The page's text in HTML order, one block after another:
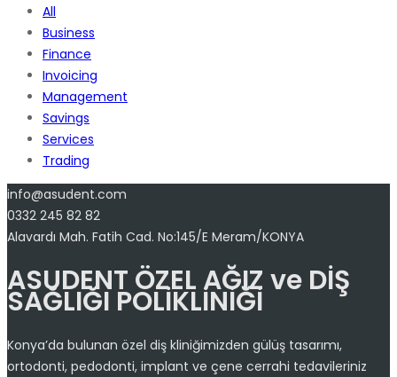
All
Business
Finance
Invoicing
Management
Savings
Services
Trading
info@asudent.com
0332 245 82 82
Alavardı Mah. Fatih Cad. No:145/E Meram/KONYA
ASUDENT ÖZEL AĞIZ ve DİŞ
SAĞLIĞI POLİKLİNİĞİ
Konya’da bulunan özel diş kliniğimizden gülüş tasarımı,
ortodonti, pedodonti, implant ve çene cerrahi tedavileriniz